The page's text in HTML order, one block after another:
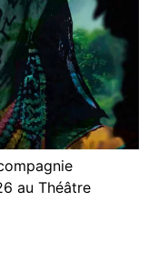
au Théâtre